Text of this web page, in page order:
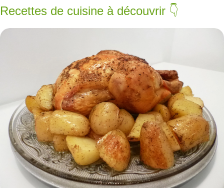
Recettes de cuisine à découvrir 👇